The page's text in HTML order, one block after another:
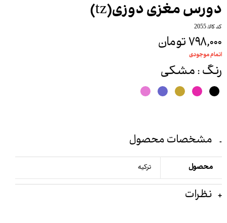
دورس مغزی دوزی(tz)
کد کالا: 2055
۷۹۸,۰۰۰ تومان
اتمام موجودی
رنگ: مشکی
مشخصات محصول
محصول ترکیه
نظرات